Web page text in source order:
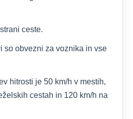
ceste.
so obvezni za voznika in vse
hitrosti je 50 km/h v mestih,
cestah in 120 km/h na